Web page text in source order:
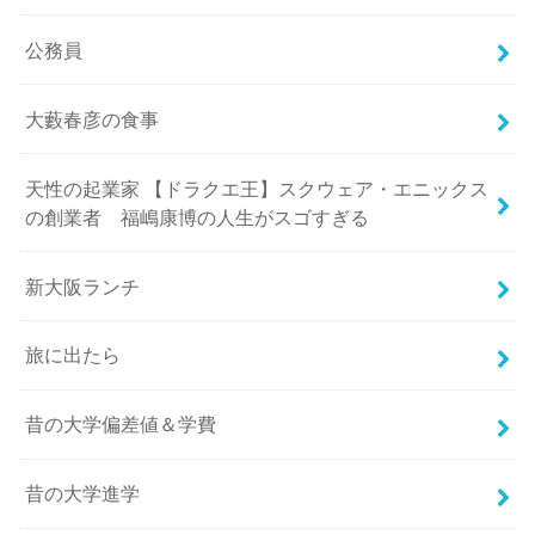
公務員
大藪春彦の食事
天性の起業家 【ドラクエ王】スクウェア・エニックス
の創業者 福嶋康博の人生がスゴすぎる
新大阪ランチ
旅に出たら
昔の大学偏差値＆学費
昔の大学進学